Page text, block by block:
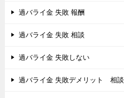
過バライ金 失敗 報酬
過バライ金 失敗 相談
過バライ金 失敗しない
過バライ金 失敗デメリット 相談